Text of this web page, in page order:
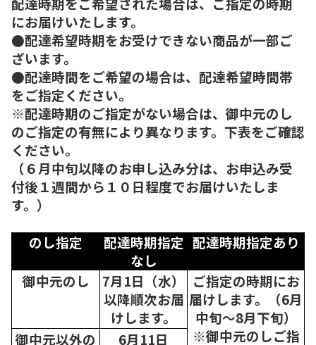
にお届けいたします。
●配達希望時期をお受けできない商品が一部ご
ざいます。
●配達時間をご希望の場合は、配達希望時間帯
をご指定ください。
※配達時期のご指定がない場合は、御中元のし
のご指定の有無により異なります。下表をご確認
ください。
（６月中旬以降のお申し込み分は、お申込み受
付後１週間から１０日程度でお届けいたしま
す。）
のし指定
配達時期指定
なし
配達時期指定あり
御中元のし
7月1日（水）
以降順次お届
けします。
ご指定の時期にお
届けします。（6月
中旬～8月下旬）
※御中元のしご指
御中元以外の
6月11日